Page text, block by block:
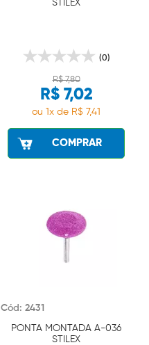
STILEX
(0)
R$ 7,80
R$ 7,02
ou 1x de R$ 7,41
COMPRAR
Cód: 2431
PONTA MONTADA A-036
STILEX